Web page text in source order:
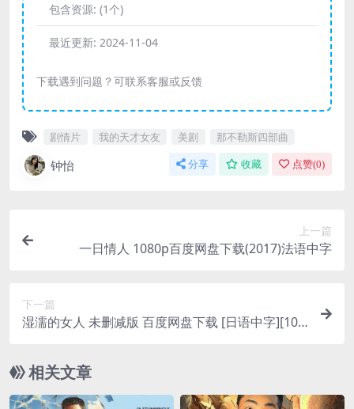
包含资源: (1个)
最近更新: 2024-11-04
下载遇到问题？可联系客服或反馈
剧情片 我的天才女友 美剧 那不勒斯四部曲
钟怡 分享 收藏 点赞(0)
上一篇
一日情人 1080p百度网盘下载(2017)法语中字
下一篇
湿濡的女人 未删减版 百度网盘下载 [日语中字][108
相关文章